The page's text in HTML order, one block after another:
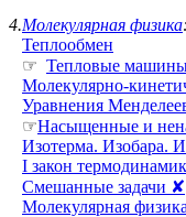
4.Молекулярная физика:
Теплообмен
☞ Тепловые
Молекулярно-
Уравнения
☞Насыщенные и
Изотерма. Изобара.
I закон
Смешанные задачи ✘
Молекулярная